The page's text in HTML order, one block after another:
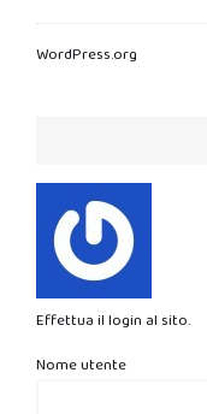
WordPress.org
Effettua il login al sito.
Nome utente